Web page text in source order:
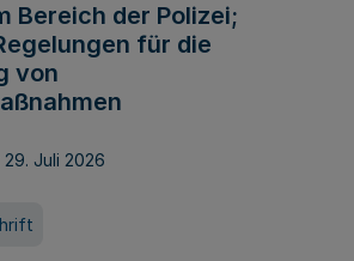
Bereich der Polizei;
für die
von
29. Juli 2026